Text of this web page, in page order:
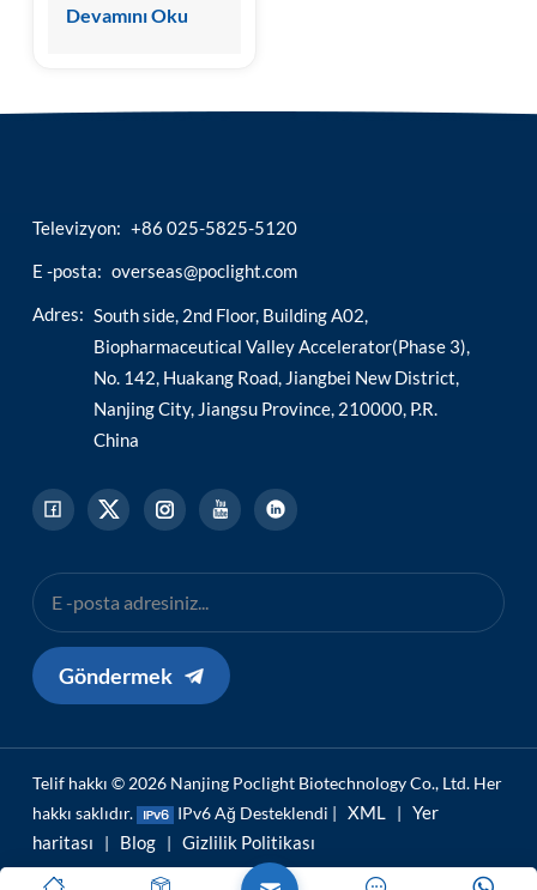
İmmünoassay)
Devamını Oku
Televizyon: +86 025-5825-5120
E -posta: overseas@poclight.com
Adres: South side, 2nd Floor, Building A02,
Biopharmaceutical Valley Accelerator(Phase 3),
No. 142, Huakang Road, Jiangbei New District,
Nanjing City, Jiangsu Province, 210000, P.R.
China
Göndermek
Telif hakkı © 2026 Nanjing Poclight Biotechnology Co., Ltd. Her
hakkı saklıdır.
IPv6 Ağ Desteklendi | XML | Yer
haritası
| Blog | Gizlilik Politikası